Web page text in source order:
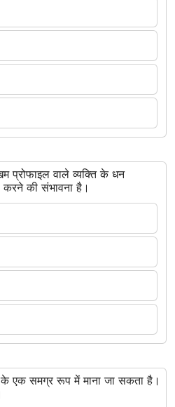
प्रोफाइल वाले व्यक्ति के धन
करने की संभावना है।
एक समग्र रूप में माना जा सकता है।